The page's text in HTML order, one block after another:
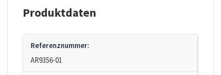
Produktdaten
Referenznummer:
AR9356-01